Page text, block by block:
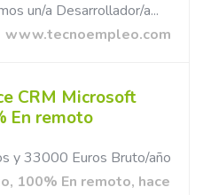
un/a Desarrollador/a...
www.tecnoempleo.com
CRM Microsoft
En remoto
y 33000 Euros Bruto/año
100% En remoto, hace